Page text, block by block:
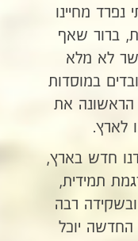
מחיינו
ברור שאף
לא מלא
במוסדות
הראשונה את
לארץ.
חדש בארץ,
תמידית,
רבה
יוכל